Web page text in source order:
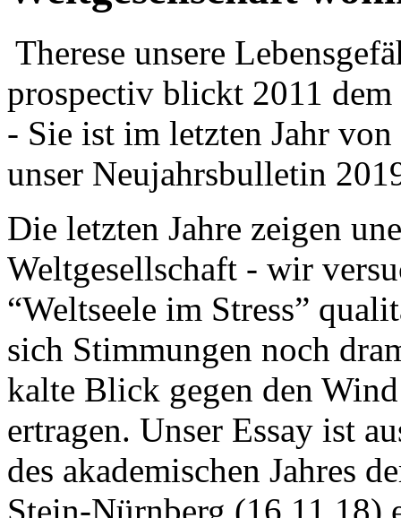
Therese unsere
prospectiv blickt 2011
- Sie ist im letzten Jahr
unser Neujahrsbulletin
Die letzten Jahre zeigen
Weltgesellschaft - wir
“Weltseele im Stress”
sich Stimmungen noch
kalte Blick gegen den
ertragen. Unser Essay ist
des akademischen Jahres